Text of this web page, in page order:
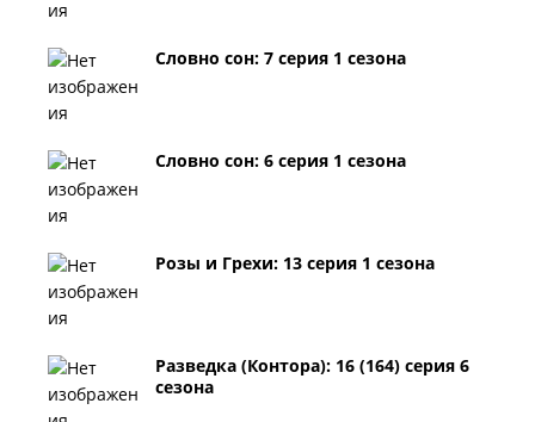
Словно сон: 7 серия 1 сезона
Словно сон: 6 серия 1 сезона
Розы и Грехи: 13 серия 1 сезона
Разведка (Контора): 16 (164) серия 6
сезона